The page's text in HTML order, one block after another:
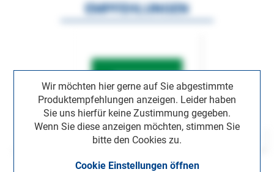
Wir möchten hier gerne auf Sie abgestimmte
Produktempfehlungen anzeigen. Leider haben
Sie uns hierfür keine Zustimmung gegeben.
Wenn Sie diese anzeigen möchten, stimmen Sie
bitte den Cookies zu.
Cookie Einstellungen öffnen
EMPFEHLUNGEN